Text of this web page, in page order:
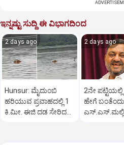
ಇನ್ನಷ್ಟು ಸುದ್ದಿ ಈ ವಿಭಾಗದಿಂದ
2 days ago
Hunsur: ಮೈದುಂಬಿ
ಹರಿಯುವ ಪ್ರವಾಹದಲ್ಲಿ 1
ಕಿ.ಮೀ. ಈಜಿ ದಡ ಸೇರಿದ
2 days ago
2ನೇ
ಹೇಗೆ ಬಂತೆಂದು